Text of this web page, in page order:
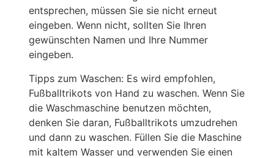
entsprechen, müssen Sie sie nicht erneut
eingeben. Wenn nicht, sollten Sie Ihren
gewünschten Namen und Ihre Nummer
eingeben.
Tipps zum Waschen: Es wird empfohlen,
Fußballtrikots von Hand zu waschen. Wenn Sie
die Waschmaschine benutzen möchten,
denken Sie daran, Fußballtrikots umzudrehen
und dann zu waschen. Füllen Sie die Maschine
mit kaltem Wasser und verwenden Sie einen